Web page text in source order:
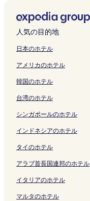
ー
ジ
を
開
リ
ク
i
m
e
ペ
ジ
を
開
く
ン
ペ
ー
ジ
を
く
ン
ク
l
y
の
ペ
ジ
開
く
リ
ン
く
リ
ン
ク
t
i
n
ペ
ジ
を
開
く
ン
ー
ジ
を
開
リ
ク
J
i
n
k
の
ペ
ー
ジ
開
リ
ク
ジ
を
開
く
ン
a
M
t
m
c
h
i
の
ー
を
く
リ
ン
ク
の
ペ
ー
ジ
開
リ
ン
ク
e
の
ペ
ー
を
く
リ
ン
ク
o
t
l
ペ
ジ
を
開
く
ン
u
y
の
ー
を
開
く
リ
ク
K
o
a
a
i
の
ペ
ー
を
く
ン
ク
o
t
の
ー
を
開
く
リ
ク
i
g
H
t
l
の
ペ
ー
を
く
ン
ク
y
o
a
ペ
ジ
を
開
く
ン
e
l
o
o
a
の
ペ
ー
を
く
ン
ク
s
u
a
e
ペ
ー
ジ
を
く
ン
人気の目的地
日本のホテル
アメリカのホテル
韓国のホテル
台湾のホテル
シンガポールのホテル
インドネシアのホテル
タイのホテル
アラブ首長国連邦のホテル
イタリアのホテル
マルタのホテル